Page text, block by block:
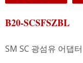
B20-SCSFSZBL
SM SC 광섬유 어댑터